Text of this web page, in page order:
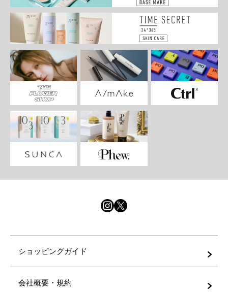
ショッピングガイド
会社概要・規約